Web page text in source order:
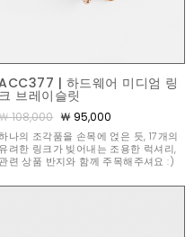
| 하드웨어 미디엄 링
크 브레이슬릿
108,000 ￦ 95,000
나의 조각품을 손목에 얹은 듯, 17개의
유려한 링크가 빚어내는 조용한 럭셔리,
관련 상품 반지와 함께 주목해주셔요 :)